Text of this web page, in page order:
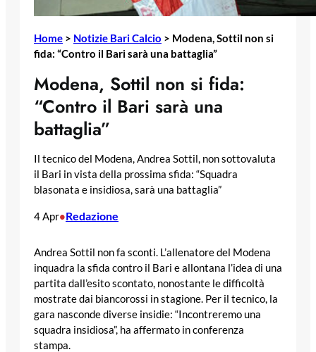
Home > Notizie Bari Calcio > Modena, Sottil non si
fida: “Contro il Bari sarà una battaglia”
Modena, Sottil non si fida:
“Contro il Bari sarà una
battaglia”
Il tecnico del Modena, Andrea Sottil, non sottovaluta
il Bari in vista della prossima sfida: “Squadra
blasonata e insidiosa, sarà una battaglia”
4 Apr•Redazione
Andrea Sottil non fa sconti. L’allenatore del Modena
inquadra la sfida contro il Bari e allontana l’idea di una
partita dall’esito scontato, nonostante le difficoltà
mostrate dai biancorossi in stagione. Per il tecnico, la
gara nasconde diverse insidie: “Incontreremo una
squadra insidiosa”, ha affermato in conferenza
stampa.